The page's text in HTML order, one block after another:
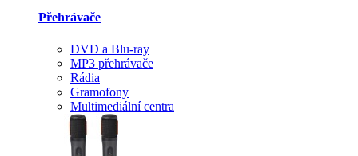
Přehrávače
DVD a Blu-ray
MP3 přehrávače
Rádia
Gramofony
Multimediální centra